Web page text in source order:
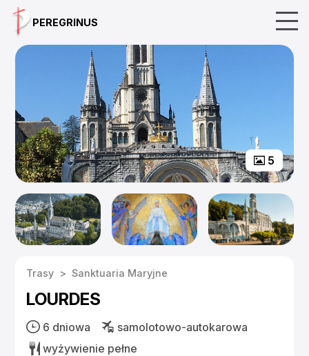
Skip
PEREGRINUS
5
Trasy > Sanktuaria Maryjne
LOURDES
6 dniowa
samolotowo-autokarowa
wyżywienie pełne